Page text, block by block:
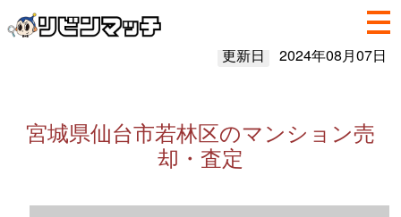
更新日 2024年08月07日
宮城県仙台市若林区のマンション売
却・査定